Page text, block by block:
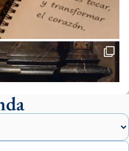
de Tortosa, ha
la missa de Les